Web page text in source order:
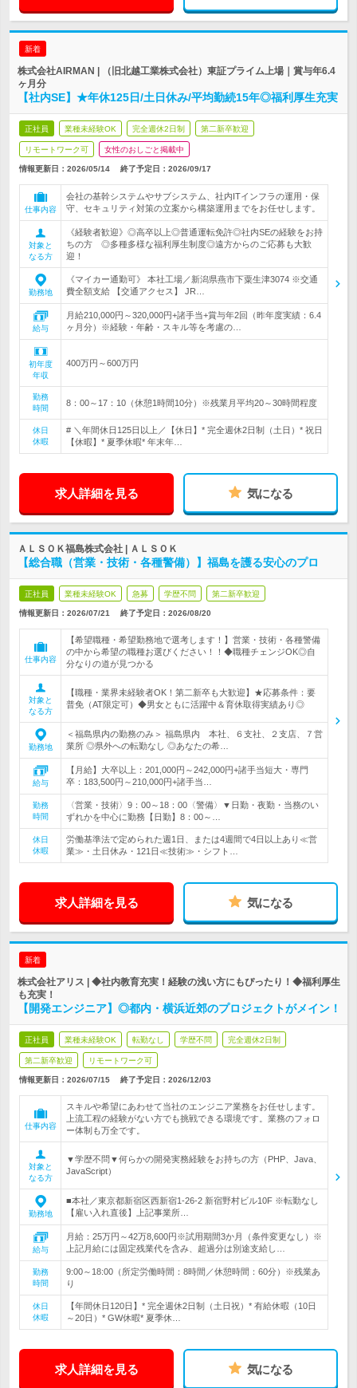
新着
株式会社AIRMAN | （旧北越工業株式会社）東証プライム上場｜賞与年6.4
ヶ月分
【社内SE】★年休125日/土日休み/平均勤続15年◎福利厚生充実
正社員 業種未経験OK 完全週休2日制 第二新卒歓迎
リモートワーク可 女性のおしごと掲載中
情報更新日：2026/05/14 終了予定日： 2026/09/17
仕事内容
会社の基幹システムやサブシステム、社内ITインフラの運用・保
守、セキュリティ対策の立案から構築運用までをお任せします。
対象と
なる方
《経験者歓迎》◎高卒以上◎普通運転免許◎社内SEの経験をお持
ちの方 ◎多種多様な福利厚生制度◎遠方からのご応募も大歓
迎！
勤務地
《マイカー通勤可》 本社工場／新潟県燕市下粟生津3074 ※交通
費全額支給 【交通アクセス】 JR…
給与
月給210,000円～320,000円+諸手当+賞与年2回（昨年度実績：6.4
ヶ月分）※経験・年齢・スキル等を考慮の…
初年度
年収
400万円～600万円
勤務
時間
8：00～17：10（休憩1時間10分）※残業月平均20～30時間程度
休日
休暇
# ＼年間休日125日以上／【休日】* 完全週休2日制（土日）* 祝日
【休暇】* 夏季休暇* 年末年…
求人詳細を見る 気になる
ＡＬＳＯＫ福島株式会社 | ＡＬＳＯＫ
【総合職（営業・技術・各種警備）】福島を護る安心のプロ
正社員 業種未経験OK 急募 学歴不問 第二新卒歓迎
情報更新日：2026/07/21 終了予定日： 2026/08/20
仕事内容
【希望職種・希望勤務地で選考します！】営業・技術・各種警備
の中から希望の職種お選びください！！◆職種チェンジOK◎自
分なりの道が見つかる
対象と
なる方
【職種・業界未経験者OK！第二新卒も大歓迎】★応募条件：要
普免（AT限定可）◆男女ともに活躍中＆育休取得実績あり◎
勤務地
＜福島県内の勤務のみ＞ 福島県内 本社、６支社、２支店、７営
業所 ◎県外への転勤なし ◎あなたの希…
給与
【月給】大卒以上：201,000円～242,000円+諸手当短大・専門
卒：183,500円～210,000円+諸手当…
勤務
時間
〈営業・技術〉9：00～18：00〈警備〉▼日勤・夜勤・当務のい
ずれかを中心に勤務【日勤】8：00～…
休日
休暇
労働基準法で定められた週1日、または4週間で4日以上あり≪営
業≫・土日休み・121日≪技術≫・シフト…
求人詳細を見る 気になる
新着
株式会社アリス | ◆社内教育充実！経験の浅い方にもぴったり！◆福利厚生
も充実！
【開発エンジニア】◎都内・横浜近郊のプロジェクトがメイン！
正社員 業種未経験OK 転勤なし 学歴不問 完全週休2日制
第二新卒歓迎 リモートワーク可
情報更新日：2026/07/15 終了予定日： 2026/12/03
仕事内容
スキルや希望にあわせて当社のエンジニア業務をお任せします。
上流工程の経験がない方でも挑戦できる環境です。業務のフォロ
ー体制も万全です。
対象と
なる方
▼学歴不問▼何らかの開発実務経験をお持ちの方（PHP、Java、
JavaScript）
勤務地
■本社／東京都新宿区西新宿1-26-2 新宿野村ビル10F ※転勤なし
【雇い入れ直後】上記事業所…
給与
月給：25万円～42万8,600円※試用期間3か月（条件変更なし）※
上記月給には固定残業代を含み、超過分は別途支給し…
勤務
時間
9:00～18:00（所定労働時間：8時間／休憩時間：60分）※残業あ
り
休日
休暇
【年間休日120日】* 完全週休2日制（土日祝）* 有給休暇（10日
～20日）* GW休暇* 夏季休…
求人詳細を見る 気になる